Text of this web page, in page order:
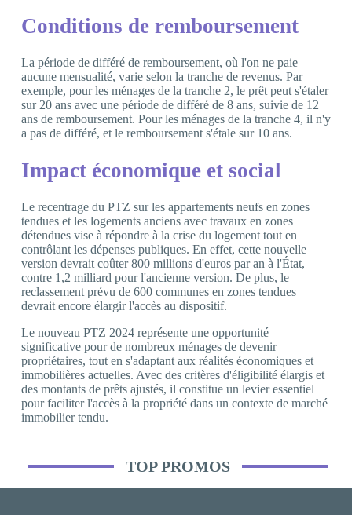
Conditions de remboursement
La période de différé de remboursement, où l'on ne paie
aucune mensualité, varie selon la tranche de revenus. Par
exemple, pour les ménages de la tranche 2, le prêt peut s'étaler
sur 20 ans avec une période de différé de 8 ans, suivie de 12
ans de remboursement. Pour les ménages de la tranche 4, il n'y
a pas de différé, et le remboursement s'étale sur 10 ans.
Impact économique et social
Le recentrage du PTZ sur les appartements neufs en zones
tendues et les logements anciens avec travaux en zones
détendues vise à répondre à la crise du logement tout en
contrôlant les dépenses publiques. En effet, cette nouvelle
version devrait coûter 800 millions d'euros par an à l'État,
contre 1,2 milliard pour l'ancienne version. De plus, le
reclassement prévu de 600 communes en zones tendues
devrait encore élargir l'accès au dispositif.
Le nouveau PTZ 2024 représente une opportunité
significative pour de nombreux ménages de devenir
propriétaires, tout en s'adaptant aux réalités économiques et
immobilières actuelles. Avec des critères d'éligibilité élargis et
des montants de prêts ajustés, il constitue un levier essentiel
pour faciliter l'accès à la propriété dans un contexte de marché
immobilier tendu.
TOP PROMOS